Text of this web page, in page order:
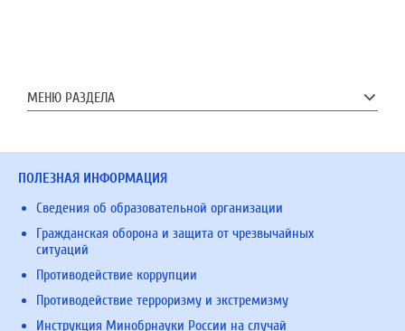
МЕНЮ РАЗДЕЛА
ПОЛЕЗНАЯ ИНФОРМАЦИЯ
Сведения об образовательной организации
Гражданская оборона и защита от чрезвычайных
ситуаций
Противодействие коррупции
Противодействие терроризму и экстремизму
Инструкция Минобрнауки России на случай